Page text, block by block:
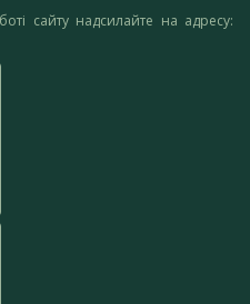
сайту надсилайте на адресу: